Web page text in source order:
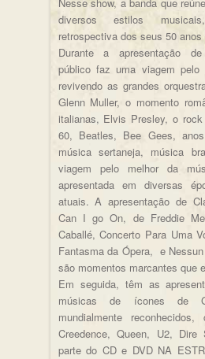
diversos estilos
retrospectiva dos seus 50 anos
Durante a apresentação
público faz uma viagem pelo
revivendo as grandes
Glenn Muller, o momento
italianas, Elvis Presley, o
60, Beatles, Bee Gees,
música sertaneja, música
viagem pelo melhor da
apresentada em diversas
atuais. A apresentação de
Can I go On, de Freddie
Caballé, Concerto Para Uma
Fantasma da Ópera, e
são momentos marcantes que
Em seguida, têm as
músicas de ícones de
mundialmente
Creedence, Queen, U2,
parte do CD e DVD NA